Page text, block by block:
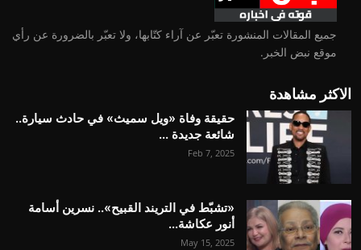
جميع المقالات المنشورة تعبّر عن آراء كتّابها، ولا تعبّر بالضرورة عن رأي
موقع نبض الخبر.
الاكثر مشاهدة
حقيقة وفاة «ويل سميث» في حادث سيارة..
شائعة جديدة ...
Feb 7, 2025
«تشبّط في التريند القبيح».. نسرين أسامة
أنور عكاشة...
May 15, 2025